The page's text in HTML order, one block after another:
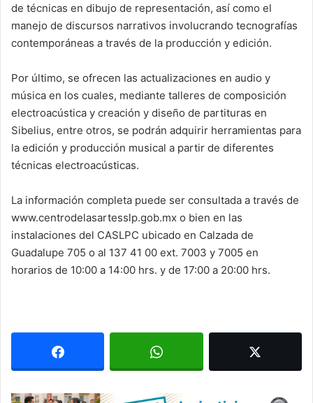
de técnicas en dibujo de representación, así como el
manejo de discursos narrativos involucrando tecnografías
contemporáneas a través de la producción y edición.
Por último, se ofrecen las actualizaciones en audio y
música en los cuales, mediante talleres de composición
electroacústica y creación y diseño de partituras en
Sibelius, entre otros, se podrán adquirir herramientas para
la edición y producción musical a partir de diferentes
técnicas electroacústicas.
La información completa puede ser consultada a través de
www.centrodelasartesslp.gob.mx o bien en las
instalaciones del CASLPC ubicado en Calzada de
Guadalupe 705 o al 137 41 00 ext. 7003 y 7005 en
horarios de 10:00 a 14:00 hrs. y de 17:00 a 20:00 hrs.